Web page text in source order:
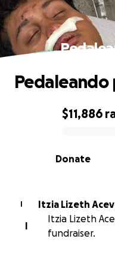
0% complete
$11,886
Donate
Pedaleando
I
Itzia
I
Itzia Lizeth
fundraiser.